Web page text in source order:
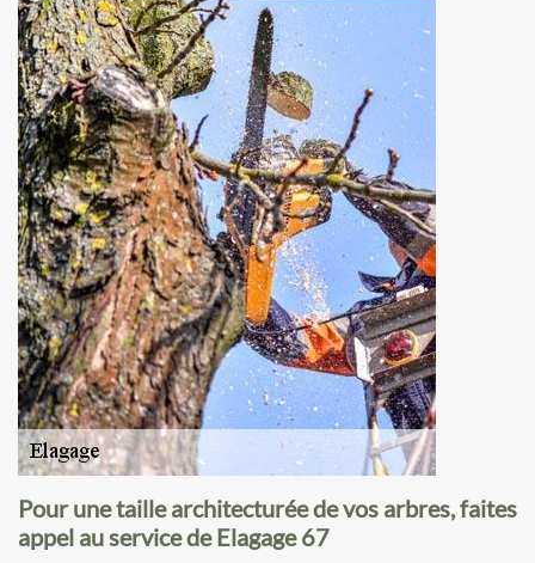
Pour une taille architecturée de vos arbres, faites
appel au service de Elagage 67